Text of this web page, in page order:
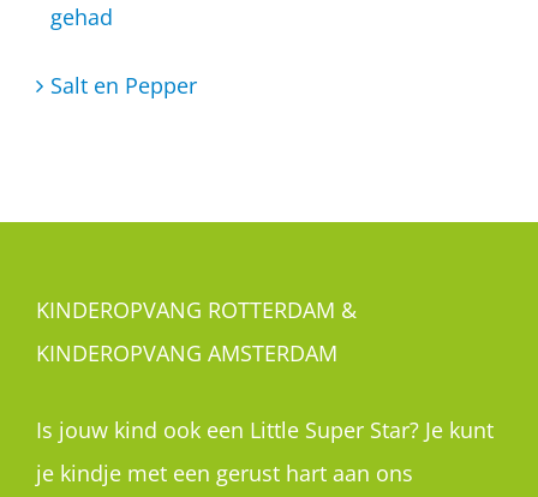
gehad
Salt en Pepper
KINDEROPVANG ROTTERDAM &
KINDEROPVANG AMSTERDAM
Is jouw kind ook een Little Super Star? Je kunt
je kindje met een gerust hart aan ons